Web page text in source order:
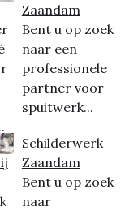
Zaandam
Bent u op zoek
naar een
professionele
partner voor
spuitwerk...
Schilderwerk
Zaandam
Bent u op zoek
naar